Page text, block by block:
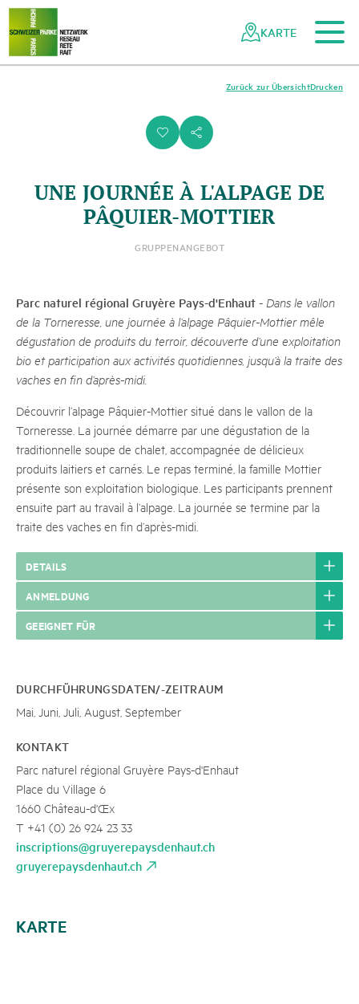
Navigieren
Netzwerk
Schweizer
Schnellnavigation
Zum Hauptinhalt
Zur mobilen Navigation
Zur Suche
Zum Fussbereich
Zur Sitemap
KARTE
i s
Drucken
Zurück zur Übersicht
UNE JOURNÉE À L'ALPAGE DE
PÂQUIER-MOTTIER
GRUPPENANGEBOT
Parc naturel régional Gruyère Pays-d'Enhaut - Dans le vallon
de la Torneresse, une journée à l’alpage Pâquier-Mottier mêle
dégustation de produits du terroir, découverte d’une exploitation
bio et participation aux activités quotidiennes, jusqu’à la traite des
vaches en fin d’après-midi.
Découvrir l’alpage Pâquier-Mottier situé dans le vallon de la
Torneresse. La journée démarre par une dégustation de la
traditionnelle soupe de chalet, accompagnée de délicieux
produits laitiers et carnés. Le repas terminé, la famille Mottier
présente son exploitation biologique. Les participants prennent
ensuite part au travail à l’alpage. La journée se termine par la
traite des vaches en fin d’après-midi.
DETAILS
ANMELDUNG
GEEIGNET FÜR
DURCHFÜHRUNGSDATEN/-ZEITRAUM
Mai, Juni, Juli, August, September
KONTAKT
Parc naturel régional Gruyère Pays-d'Enhaut
Place du Village 6
1660 Château-d'Œx
T +41 (0) 26 924 23 33
inscriptions@gruyerepaysdenhaut.ch
gruyerepaysdenhaut.ch
KARTE